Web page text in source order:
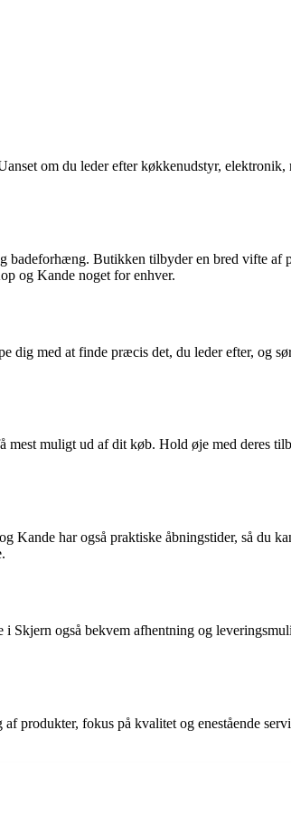
om du leder efter køkkenudstyr,
Butikken tilbyder en bred vifte af
og Kande noget for enhver.
med at finde præcis det, du leder efter, og
muligt ud af dit køb. Hold øje med deres
har også praktiske åbningstider, så du
også bekvem afhentning og
fokus på kvalitet og enestående